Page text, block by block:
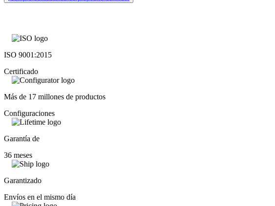
ISO 9001:2015
Certificado
Más de 17 millones de productos
Configuraciones
Garantía de
36 meses
Garantizado
Envíos en el mismo día